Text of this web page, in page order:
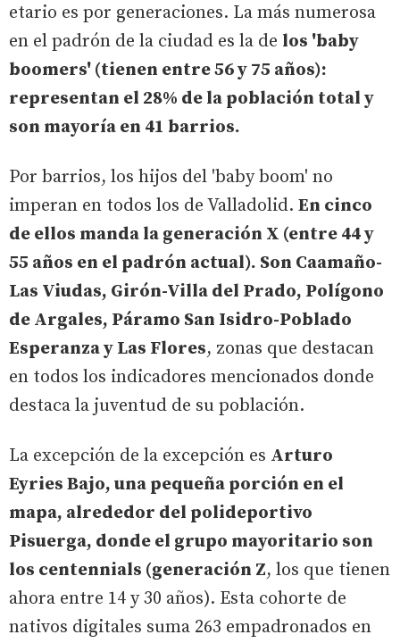
etario es por generaciones. La más numerosa
en el padrón de la ciudad es la de los 'baby
boomers' (tienen entre 56 y 75 años):
representan el 28% de la población total y
son mayoría en 41 barrios.
Por barrios, los hijos del 'baby boom' no
imperan en todos los de Valladolid. En cinco
de ellos manda la generación X (entre 44 y
55 años en el padrón actual). Son Caamaño-
Las Viudas, Girón-Villa del Prado, Polígono
de Argales, Páramo San Isidro-Poblado
Esperanza y Las Flores, zonas que destacan
en todos los indicadores mencionados donde
destaca la juventud de su población.
La excepción de la excepción es Arturo
Eyries Bajo, una pequeña porción en el
mapa, alrededor del polideportivo
Pisuerga, donde el grupo mayoritario son
los centennials (generación Z, los que tienen
ahora entre 14 y 30 años). Esta cohorte de
nativos digitales suma 263 empadronados en